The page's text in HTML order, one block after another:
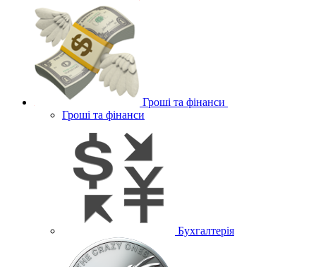
Гроші та фінанси
Гроші та фінанси
Бухгалтерія